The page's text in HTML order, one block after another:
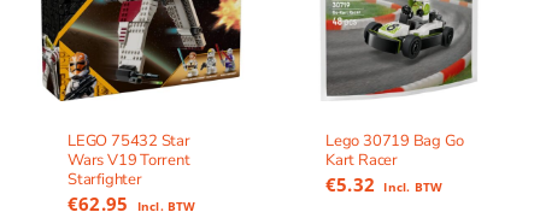
LEGO 75432 Star
Wars V19 Torrent
Starfighter
€62.95 Incl. BTW
Lego 30719 Bag Go
Kart Racer
€5.32 Incl. BTW